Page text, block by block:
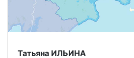
Татьяна ИЛЬИНА